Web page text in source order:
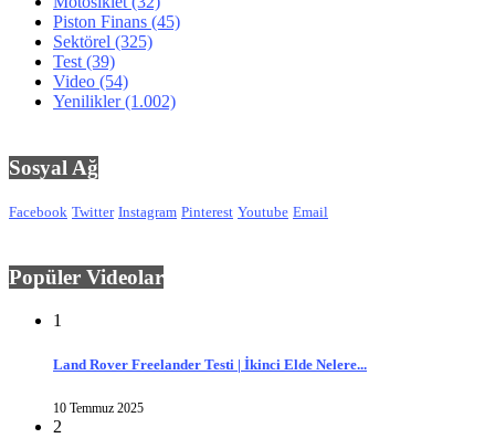
Piston Finans (45)
Sektörel (325)
Test(39)
Video (54)
Yenilikler(1.002)
Sosyal Ağ
Facebook Twitter Instagram Pinterest Youtube Email
Popüler Videolar
1
Land Rover Freelander Testi | İkinci Elde Nelere...
10 Temmuz 2025
2